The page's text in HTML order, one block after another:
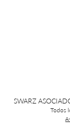
SWARZ
Todos